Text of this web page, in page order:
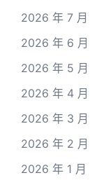
2026 年 7 月
2026 年 6 月
2026 年 5 月
2026 年 4 月
2026 年 3 月
2026 年 2 月
2026 年 1 月